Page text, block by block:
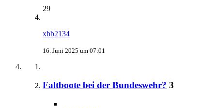
29
xbb2134
16. Juni 2025 um 07:01
Faltboote bei der Bundeswehr? 3